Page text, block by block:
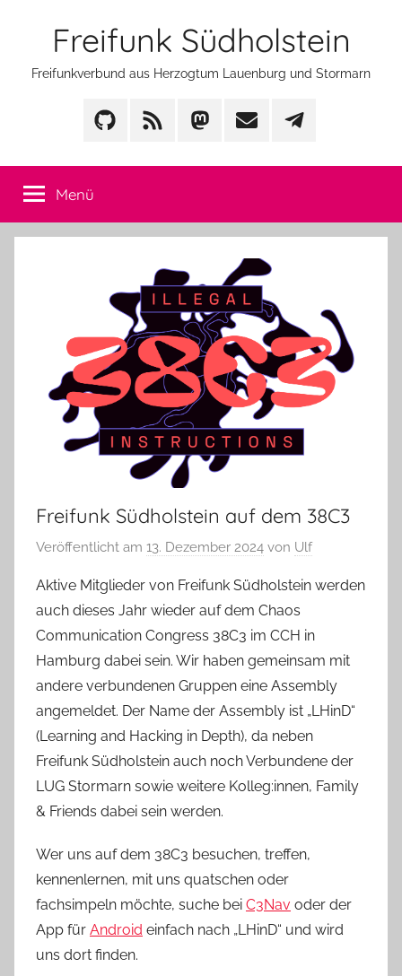
Freifunk Südholstein
Freifunkverbund aus Herzogtum Lauenburg und Stormarn
GitHub Feed Mastodon
Mail Telegram
Menü
Freifunk Südholstein auf dem 38C3
Veröffentlicht am 13. Dezember 2024 von Ulf
Aktive Mitglieder von Freifunk Südholstein werden
auch dieses Jahr wieder auf dem Chaos
Communication Congress 38C3 im CCH in
Hamburg dabei sein. Wir haben gemeinsam mit
andere verbundenen Gruppen eine Assembly
angemeldet. Der Name der Assembly ist „LHinD“
(Learning and Hacking in Depth), da neben
Freifunk Südholstein auch noch Verbundene der
LUG Stormarn sowie weitere Kolleg:innen, Family
& Friends dabei sein werden.
Wer uns auf dem 38C3 besuchen, treffen,
kennenlernen, mit uns quatschen oder
fachsimpeln möchte, suche bei C3Nav oder der
App für Android einfach nach „LHinD“ und wird
uns dort finden.